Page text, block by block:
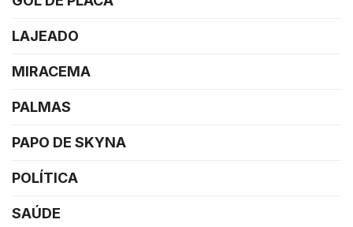
LAJEADO
MIRACEMA
PALMAS
PAPO DE SKYNA
POLÍTICA
SAÚDE